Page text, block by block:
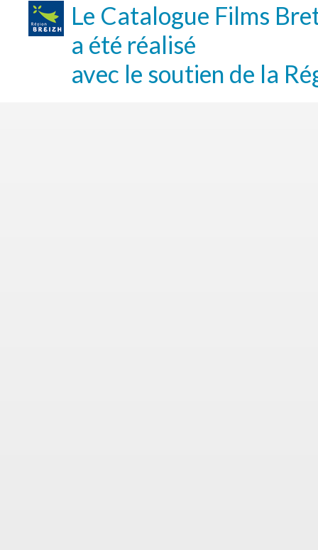
Le Catalogue Films
a été réalisé
avec le soutien de la